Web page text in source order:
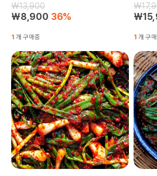
₩13,900
₩8,900 36%
1 개 구매중 1 개 구